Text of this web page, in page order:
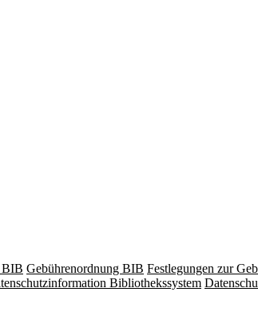
BIB Gebührenordnung BIB Festlegungen zur
Bibliothekssystem